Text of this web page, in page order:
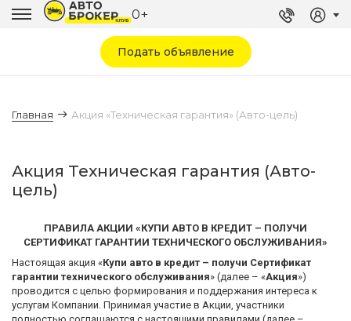
0+
Подать объявление
Главная Акция «Техническая гарантия» (Авто-цель)
Акция Техническая гарантия (Авто-
цель)
ПРАВИЛА АКЦИИ «КУПИ АВТО В КРЕДИТ – ПОЛУЧИ
СЕРТИФИКАТ ГАРАНТИИ ТЕХНИЧЕСКОГО ОБСЛУЖИВАНИЯ»
Настоящая акция «Купи авто в кредит – получи Сертификат
гарантии технического обслуживания» (далее – «Акция»)
проводится с целью формирования и поддержания интереса к
услугам Компании. Принимая участие в Акции, участники